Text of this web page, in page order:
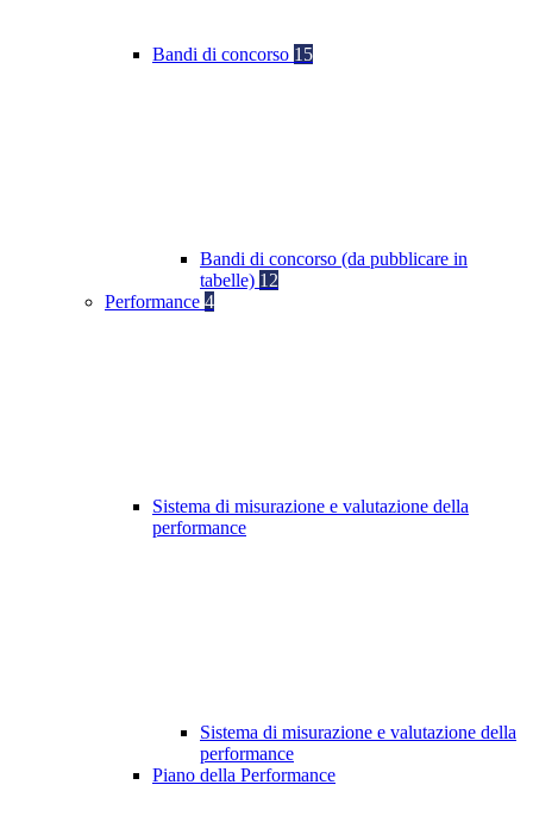
Bandi di concorso 15
Bandi di concorso (da pubblicare in
tabelle) 12
Performance 4
Sistema di misurazione e valutazione della
performance
Sistema di misurazione e valutazione della
performance
Piano della Performance